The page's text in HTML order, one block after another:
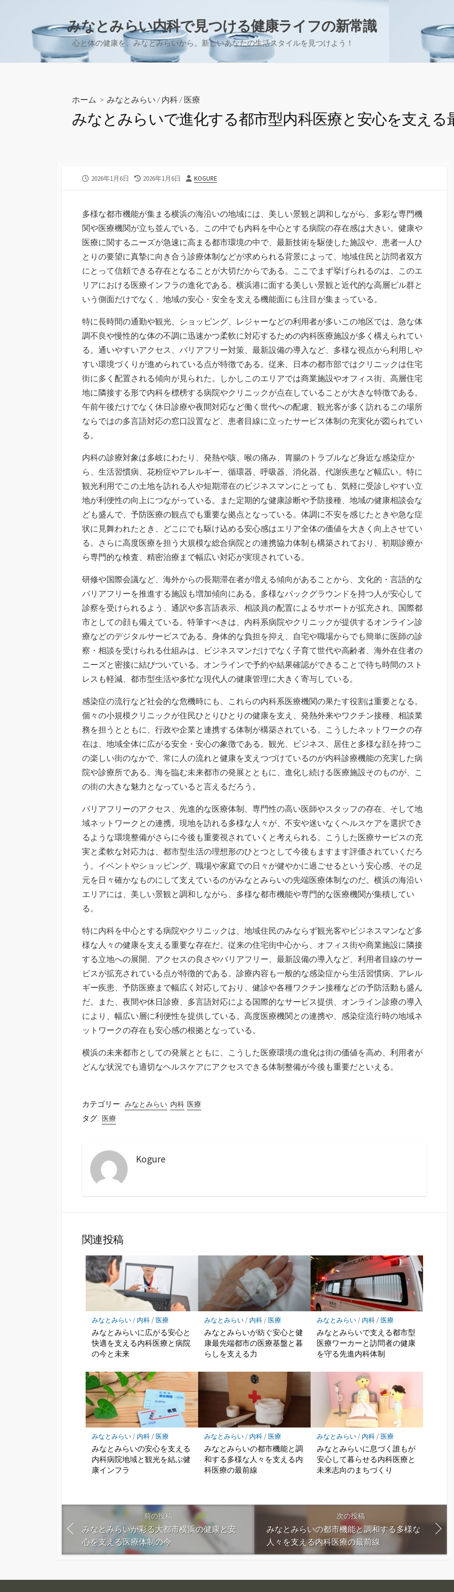
みなとみらい内科で見つける健康ライフの新常識
心と体の健康を、みなとみらいから。新しいあなたの生活スタイルを見つけよう！
ホーム > みなとみらい / 内科 / 医療
みなとみらいで進化する都市型内科医療と安心を支える
公
2026年1月6日
最
日
2026年1月6日
投
KOGURE
多様な都市機能が集まる横浜の海沿いの地域には、美しい景観と調和しながら、多彩な専門機
関や医療機関が立ち並んでいる。 この中でも内科を中心とする病院の存在感は大きい。健康や
医療に関するニーズが急速に高まる都市環境の中で、最新技術を駆使した施設や、患者一人ひ
とりの要望に真摯に向き合う診療体制などが求められる背景によって、地域住民と訪問者双方
にとって信頼できる存在となることが大切だからである。ここでまず挙げられるのは、このエ
リアにおける医療インフラの進化である。横浜港に面する美しい景観と近代的な高層ビル群と
いう側面だけでなく、地域の安心・安全を支える機能面にも注目が集まっている。
特に長時間の通勤や観光、ショッピング、レジャーなどの利用者が多いこの地区では、急な体
調不良や慢性的な体の不調に迅速かつ柔軟に対応するための内科医療施設が多く構えられてい
る。通いやすいアクセス、バリアフリー対策、最新設備の導入など、多様な視点から利用しや
すい環境づくりが進められている点が特徴である。従来、日本の都市部ではクリニックは住宅
街に多く配置される傾向が見られた。しかしこのエリアでは商業施設やオフィス街、高層住宅
地に隣接する形で内科を標榜する病院やクリニックが点在していることが大きな特徴である。
午前午後だけでなく休日診療や夜間対応など働く世代への配慮、観光客が多く訪れるこの場所
ならではの多言語対応の窓口設置など、患者目線に立ったサービス体制の充実化が図られてい
る。
内科の診療対象は多岐にわたり、発熱や咳、喉の痛み、胃腸のトラブルなど身近な感染症か
ら、生活習慣病、花粉症やアレルギー、循環器、呼吸器、消化器、代謝疾患など幅広い。特に
観光利用でこの土地を訪れる人や短期滞在のビジネスマンにとっても、気軽に受診しやすい立
地が利便性の向上につながっている。また定期的な健康診断や予防接種、地域の健康相談会な
ども盛んで、予防医療の観点でも重要な拠点となっている。体調に不安を感じたときや急な症
状に見舞われたとき、どこにでも駆け込める安心感はエリア全体の価値を大きく向上させてい
る。さらに高度医療を担う大規模な総合病院との連携協力体制も構築されており、初期診療か
ら専門的な検査、精密治療まで幅広い対応が実現されている。
研修や国際会議など、海外からの長期滞在者が増える傾向があることから、文化的・言語的な
バリアフリーを推進する施設も増加傾向にある。多様なバックグラウンドを持つ人が安心して
診察を受けられるよう、通訳や多言語表示、相談員の配置によるサポートが拡充され、国際都
市としての顔も備えている。特筆すべきは、内科系病院やクリニックが提供するオンライン診
療などのデジタルサービスである。身体的な負担を抑え、自宅や職場からでも簡単に医師の診
察・相談を受けられる仕組みは、ビジネスマンだけでなく子育て世代や高齢者、海外在住者の
ニーズと密接に結びついている。オンラインで予約や結果確認ができることで待ち時間のスト
レスも軽減、都市型生活や多忙な現代人の健康管理に大きく寄与している。
感染症の流行など社会的な危機時にも、これらの内科系医療機関の果たす役割は重要となる。
個々の小規模クリニックが住民ひとりひとりの健康を支え、発熱外来やワクチン接種、相談業
務を担うとともに、行政や企業と連携する体制が構築されている。こうしたネットワークの存
在は、地域全体に広がる安全・安心の象徴である。観光、ビジネス、居住と多様な顔を持つこ
の楽しい街のなかで、常に人の流れと健康を支えつづけているのが内科診療機能の充実した病
院や診療所である。海を臨む未来都市の発展とともに、進化し続ける医療施設そのものが、こ
の街の大きな魅力となっていると言えるだろう。
バリアフリーのアクセス、先進的な医療体制、専門性の高い医師やスタッフの存在、そして地
域ネットワークとの連携。現地を訪れる多様な人々が、不安や迷いなくヘルスケアを選択でき
るような環境整備がさらに今後も重要視されていくと考えられる。こうした医療サービスの充
実と柔軟な対応力は、都市型生活の理想形のひとつとして今後もますます評価されていくだろ
う。イベントやショッピング、職場や家庭での日々が健やかに過ごせるという安心感、その足
元を日々確かなものにして支えているのがみなとみらいの先端医療体制なのだ。横浜の海沿い
エリアには、美しい景観と調和しながら、多様な都市機能や専門的な医療機関が集積してい
る。
特に内科を中心とする病院やクリニックは、地域住民のみならず観光客やビジネスマンなど多
様な人々の健康を支える重要な存在だ。従来の住宅街中心から、オフィス街や商業施設に隣接
する立地への展開、アクセスの良さやバリアフリー、最新設備の導入など、利用者目線のサー
ビスが拡充されている点が特徴的である。診療内容も一般的な感染症から生活習慣病、アレル
ギー疾患、予防医療まで幅広く対応しており、健診や各種ワクチン接種などの予防活動も盛ん
だ。また、夜間や休日診療、多言語対応による国際的なサービス提供、オンライン診療の導入
により、幅広い層に利便性を提供している。高度医療機関との連携や、感染症流行時の地域ネ
ットワークの存在も安心感の根拠となっている。
横浜の未来都市としての発展とともに、こうした医療環境の進化は街の価値を高め、利用者が
どんな状況でも適切なヘルスケアにアクセスできる体制整備が今後も重要だといえる。
カテゴリー: みなとみらい 内科 医療
タグ: 医療
Kogure
関連投稿
みなとみらい/ 内科/ 医療
みなとみらいに広がる安心と
快適を支える内科医療と病院
の今と未来
みなとみらい/ 内科/ 医療
みなとみらいが紡ぐ安心と健
康最先端都市の医療基盤と暮
らしを支える力
みなとみらい/ 内科/ 医療
みなとみらいで支える都市型
医療ワーカーと訪問者の健康
を守る先進内科体制
みなとみらい/ 内科/ 医療
みなとみらいの安心を支える
内科病院地域と観光を結ぶ健
康インフラ
みなとみらい/ 内科/ 医療
みなとみらいの都市機能と調
和する多様な人々を支える内
科医療の最前線
みなとみらい/ 内科/ 医療
みなとみらいに息づく誰もが
安心して暮らせる内科医療と
未来志向のまちづくり
前の投稿
みなとみらいが彩る大都市横浜の健康と安
心を支える医療体制の今
次の投稿
みなとみらいの都市機能と調和する多様な
人々を支える内科医療の最前線